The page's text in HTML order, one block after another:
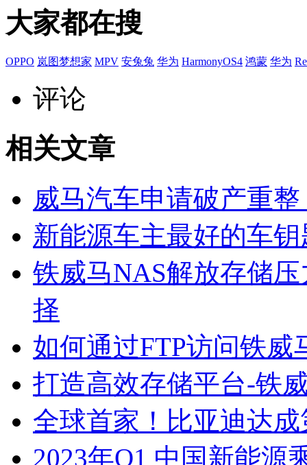
大家都在搜
OPPO 岚图梦想家 MPV 安兔兔 华为 HarmonyOS4 鸿蒙 华为
评论
相关文章
威马汽车申请破产重
新能源车主最好的车钥
铁威马NAS解放存储
择
如何通过FTP访问铁威
打造高效存储平台-铁
全球首家！比亚迪达
2023年Q1 中国新能源